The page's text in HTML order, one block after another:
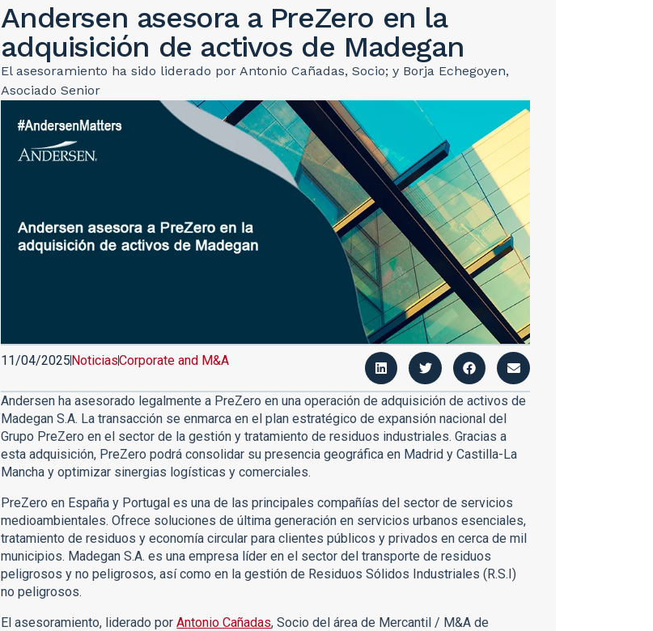
Andersen asesora a PreZero en la
adquisición de activos de Madegan
El asesoramiento ha sido liderado por Antonio Cañadas, Socio; y Borja Echegoyen,
Asociado Senior
11/04/2025NoticiasCorporate and M&A
Andersen ha asesorado legalmente a PreZero en una operación de adquisición de activos de
Madegan S.A. La transacción se enmarca en el plan estratégico de expansión nacional del
Grupo PreZero en el sector de la gestión y tratamiento de residuos industriales. Gracias a
esta adquisición, PreZero podrá consolidar su presencia geográfica en Madrid y Castilla-La
Mancha y optimizar sinergias logísticas y comerciales.
PreZero en España y Portugal es una de las principales compañías del sector de servicios
medioambientales. Ofrece soluciones de última generación en servicios urbanos esenciales,
tratamiento de residuos y economía circular para clientes públicos y privados en cerca de mil
municipios. Madegan S.A. es una empresa líder en el sector del transporte de residuos
peligrosos y no peligrosos, así como en la gestión de Residuos Sólidos Industriales (R.S.I)
no peligrosos.
El asesoramiento, liderado porAntonio Cañadas, Socio del área de Mercantil / M&A de